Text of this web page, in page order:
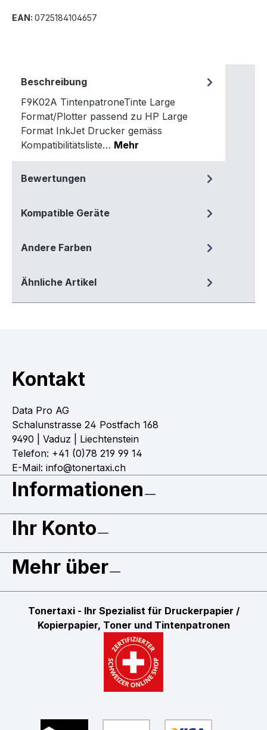
EAN: 0725184104657
Beschreibung
F9K02A TintenpatroneTinte Large
Format/Plotter passend zu HP Large
Format InkJet Drucker gemäss
Kompatibilitätsliste… Mehr
Bewertungen
Kompatible Geräte
Andere Farben
Ähnliche Artikel
Kontakt
Data Pro AG
Schalunstrasse 24 Postfach 168
9490 | Vaduz | Liechtenstein
Telefon: +41 (0)78 219 99 14
E-Mail: info@tonertaxi.ch
Informationen
Ihr Konto
Mehr über
Tonertaxi - Ihr Spezialist für Druckerpapier /
Kopierpapier, Toner und Tintenpatronen